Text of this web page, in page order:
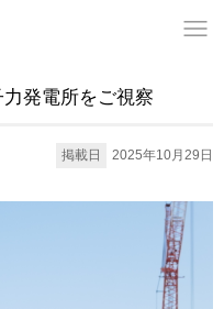
発電所をご視察
掲載日 2025年10月29日